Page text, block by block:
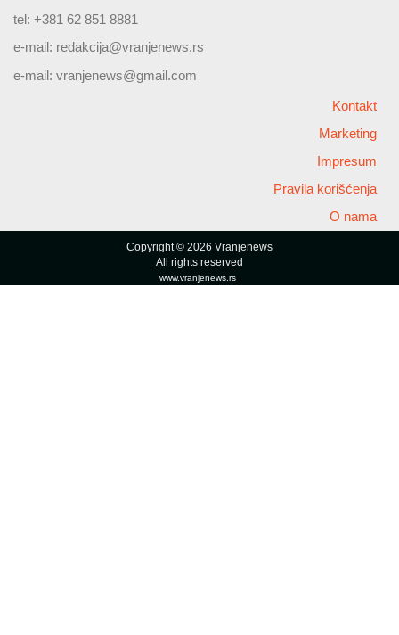
tel: +381 62 851 8881
e-mail: redakcija@vranjenews.rs
e-mail: vranjenews@gmail.com
Kontakt
Marketing
Impresum
Pravila korišćenja
O nama
Copyright © 2026 Vranjenews
All rights reserved
www.vranjenews.rs